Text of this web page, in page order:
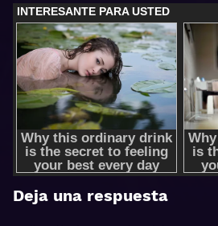
Deja una respuesta